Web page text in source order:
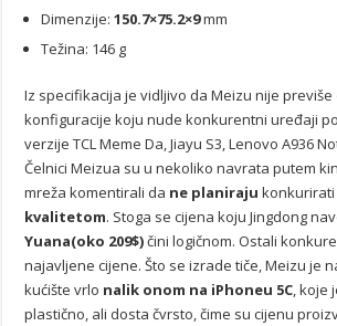
Dimenzije:150.7×75.2×9mm
Težina: 146 g
Iz specifikacija je vidljivo da Meizu nije
konfiguracije koju nude konkurentni uređaji
verzije TCL Meme Da, Jiayu S3, Lenovo A936
Čelnici Meizua su u nekoliko navrata putem
mreža komentirali da ne planiraju konkurirati
kvalitetom. Stoga se cijena koju Jingdong
Yuana(oko 209$)čini logičnom. Ostali
najavljene cijene. Što se izrade tiče, Meizu je
kućište vrlo nalik onom na iPhoneu 5C , koje
plastično, ali dosta čvrsto, čime su cijenu